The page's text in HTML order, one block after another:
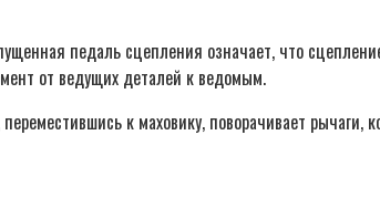
педаль сцепления означает, что
от ведущих деталей к ведомым.
к маховику, поворачивает